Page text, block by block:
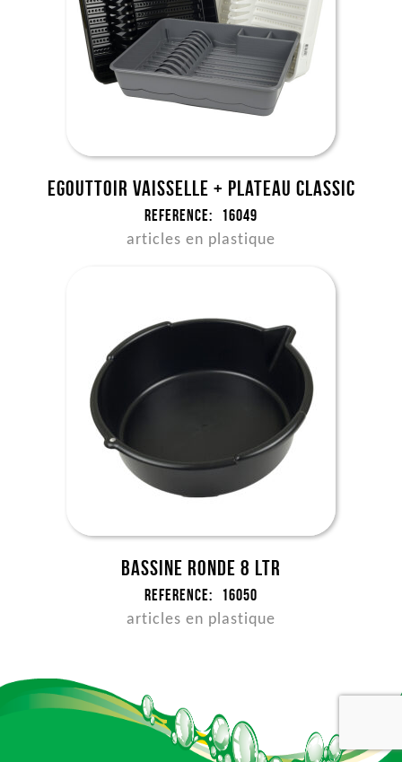
Egouttoir vaisselle + plateau Classic
Reference: 16049
articles en plastique
Bassine ronde 8 ltr
Reference: 16050
articles en plastique